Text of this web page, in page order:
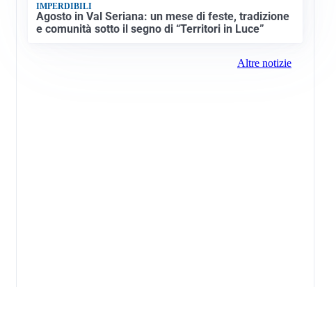
IMPERDIBILI
Agosto in Val Seriana: un mese di feste, tradizione
e comunità sotto il segno di “Territori in Luce”
Altre notizie